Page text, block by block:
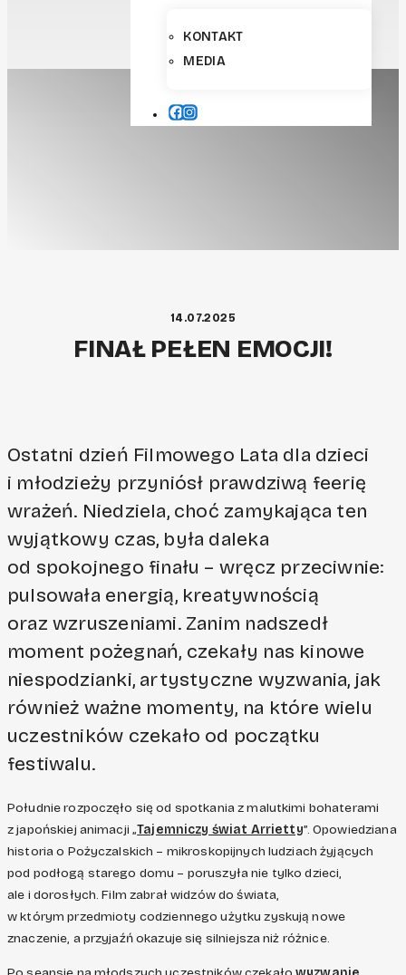
KONTAKT
MEDIA
FACEBOOK
INSTAGRAM
14.07.2025
FINAŁ PEŁEN EMOCJI!
Ostatni dzień Filmowego Lata dla dzieci
i młodzieży przyniósł prawdziwą feerię
wrażeń. Niedziela, choć zamykająca ten
wyjątkowy czas, była daleka
od spokojnego finału – wręcz przeciwnie:
pulsowała energią, kreatywnością
oraz wzruszeniami. Zanim nadszedł
moment pożegnań, czekały nas kinowe
niespodzianki, artystyczne wyzwania, jak
również ważne momenty, na które wielu
uczestników czekało od początku
festiwalu.
Południe rozpoczęło się od spotkania z malutkimi bohaterami
z japońskiej animacji „Tajemniczy świat Arrietty”. Opowiedziana
historia o Pożyczalskich – mikroskopijnych ludziach żyjących
pod podłogą starego domu – poruszyła nie tylko dzieci,
ale i dorosłych. Film zabrał widzów do świata,
w którym przedmioty codziennego użytku zyskują nowe
znaczenie, a przyjaźń okazuje się silniejsza niż różnice.